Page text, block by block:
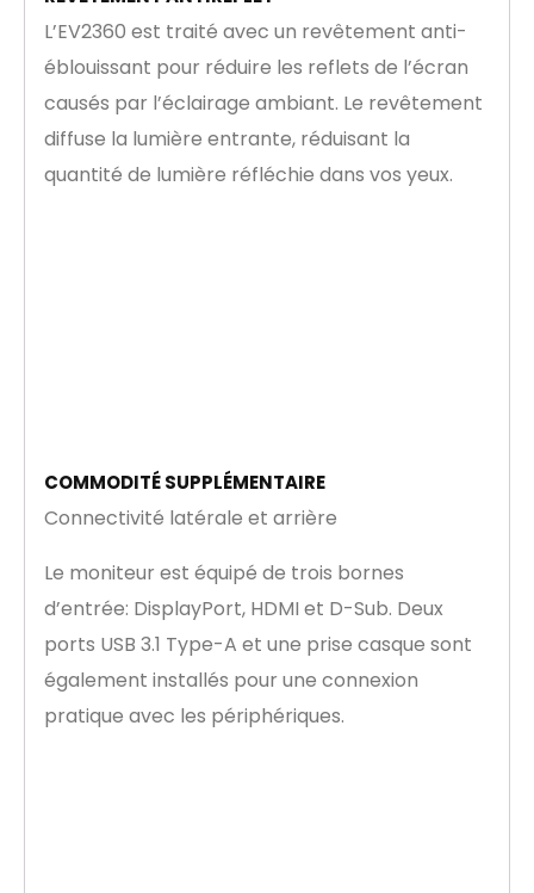
L’EV2360 est traité avec un revêtement anti-
éblouissant pour réduire les reflets de l’écran
causés par l’éclairage ambiant. Le revêtement
diffuse la lumière entrante, réduisant la
quantité de lumière réfléchie dans vos yeux.
COMMODITÉ SUPPLÉMENTAIRE
Connectivité latérale et arrière
Le moniteur est équipé de trois bornes
d’entrée: DisplayPort, HDMI et D-Sub. Deux
ports USB 3.1 Type-A et une prise casque sont
également installés pour une connexion
pratique avec les périphériques.